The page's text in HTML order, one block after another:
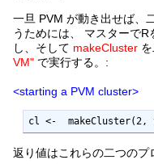
一旦 PVM が動き出せば、
うためには、 マスターで
し、そして makeCluster
VM" で実行する。:
<starting a PVM cluster>
cl <-  makeCluster(2,
返り値はこれらの二つのプ